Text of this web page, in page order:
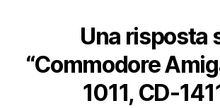
Una risposta
“Commodore
1011, CD-